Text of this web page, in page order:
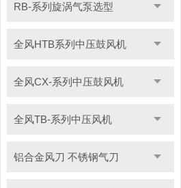
RB-系列旋涡气泵选型
全风HTB系列中压鼓风机
全风CX-系列中压鼓风机
全风TB-系列中压风机
铝合金风刀 不锈钢气刀